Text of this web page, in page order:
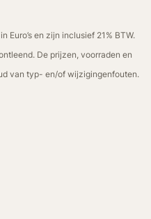
Euro’s en zijn inclusief 21% BTW.
De prijzen, voorraden en
van typ- en/of wijzigingenfouten.